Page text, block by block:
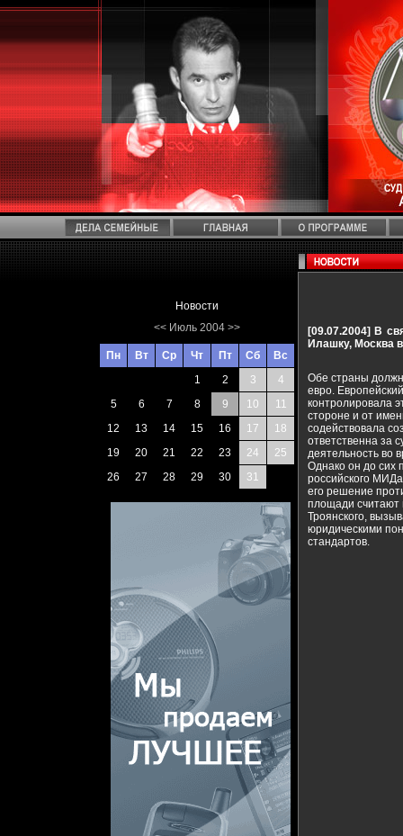
Новости
<< Июль 2004 >>
Пн Вт Ср Чт Пт Сб
Вс
1
2 3
4
5
6 7 8 9 10
11
12
13 14 15 16 17
18
19
20 21 22 23 24
25
26
27 28 29 30 31
[09.07.2004] В
Илашку, Москва
Обе страны
евро.
контролировала
стороне и от
содействовала
ответственна за
деятельность во
Однако он до сих
российского
его решение
площади считают
Троянского,
юридическими
стандартов.